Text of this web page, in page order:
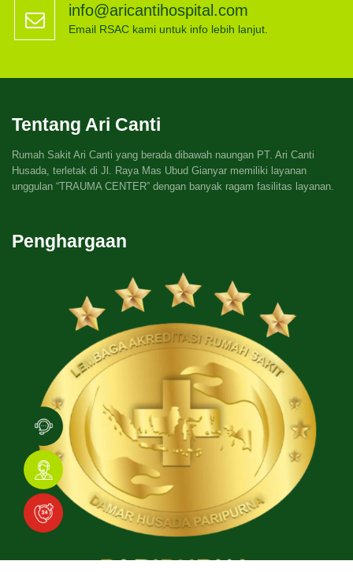
info@aricantihospital.com
Email RSAC kami untuk info lebih lanjut.
Tentang Ari Canti
Rumah Sakit Ari Canti yang berada dibawah naungan PT. Ari Canti
Husada, terletak di Jl. Raya Mas Ubud Gianyar memiliki layanan
unggulan “TRAUMA CENTER” dengan banyak ragam fasilitas layanan.
Penghargaan